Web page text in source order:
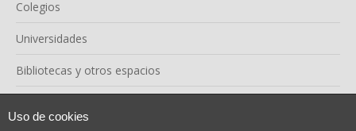
Colegios
Universidades
Bibliotecas y otros espacios
Uso de cookies